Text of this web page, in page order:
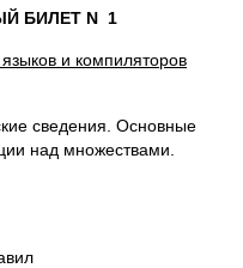
БИЛЕТ N 1
и компиляторов
сведения. Основные
над множествами.